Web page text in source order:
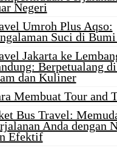
Negeri
Umroh Plus Aqso:
Suci di
Jakarta ke
Berpetualang
dan Kuliner
Membuat Tour and
Bus Travel:
Anda dengan
Efektif